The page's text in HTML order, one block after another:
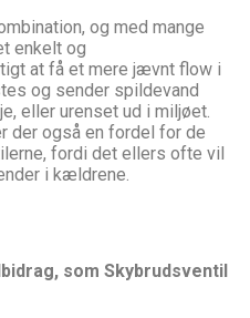
og med mange
enkelt og
at få et mere jævnt flow i
og sender spildevand
eller urenset ud i miljøet.
der også en fordel for de
fordi det ellers ofte vil
i kældrene.
som Skybrudsventil